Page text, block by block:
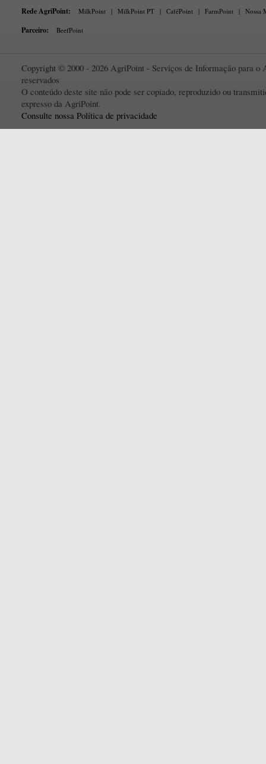
Rede AgriPoint: MilkPoint | MilkPoint PT | CaféPoint | FarmPoint | Nossa
Parceiro: BeefPoint
Copyright © 2000 - 2026 AgriPoint - Serviços de Informação para o
reservados
O conteúdo deste site não pode ser copiado, reproduzido ou
expresso da AgriPoint.
Consulte nossa Política de privacidade